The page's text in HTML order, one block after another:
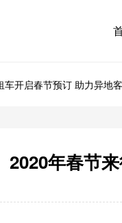
开启春节预订 助力异地
2020年春节